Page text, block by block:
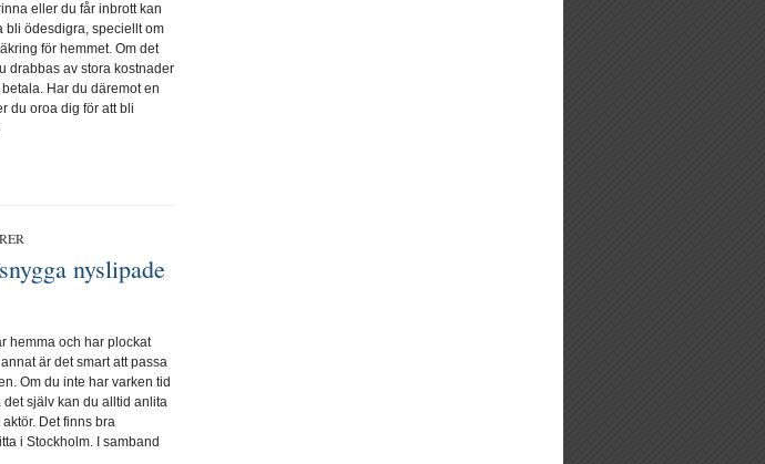
eller du får inbrott kan
bli ödesdigra, speciellt om
för hemmet. Om det
drabbas av stora kostnader
Har du däremot en
du oroa dig för att bli
nyslipade
hemma och har plockat
är det smart att passa
Om du inte har varken tid
det själv kan du alltid anlita
Det finns bra
i Stockholm. I samband